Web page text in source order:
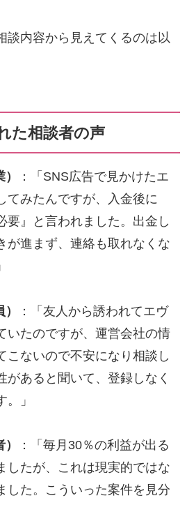
談内容から見えてくるのは以
た相談者の声
：「SNS広告で見かけたエ
てみたんですが、入金後に
要』と言われました。出金し
が進まず、連絡も取れなくな
：「友人から誘われてエヴ
いたのですが、運営会社の情
こないので不安になり相談し
があると聞いて、登録しなく
。」
：「毎月30％の利益が出る
したが、これは現実的ではな
した。こういった案件を見分